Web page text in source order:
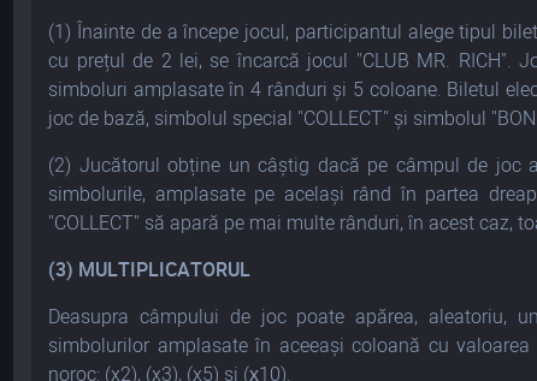
(1) Înainte de a începe jocul, participantul alege tipul
cu prețul de 2 lei, se încarcă jocul "CLUB MR. RICH".
simboluri amplasate în 4 rânduri și 5 coloane. Biletul
joc de bază, simbolul special "COLLECT" și simbolul
(2) Jucătorul obține un câștig dacă pe câmpul de joc
simbolurile, amplasate pe același rând în partea
"COLLECT" să apară pe mai multe rânduri, în acest
(3) MULTIPLICATORUL
Deasupra câmpului de joc poate apărea, aleatoriu,
simbolurilor amplasate în aceeași coloană cu
noroc: (x2), (x3), (x5) și (х10).